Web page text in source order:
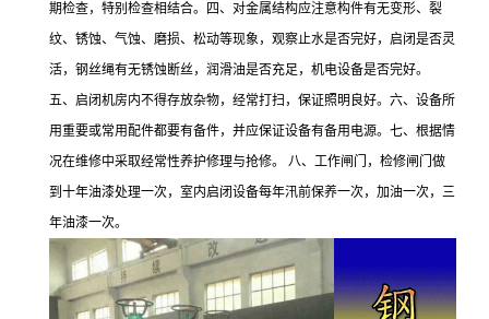
期检查，特别检查相结合。四、对金属结构应注意构件有无变形、裂
纹、锈蚀、气蚀、磨损、松动等现象，观察止水是否完好，启闭是否灵
活，钢丝绳有无锈蚀断丝，润滑油是否充足，机电设备是否完好。
五、启闭机房内不得存放杂物，经常打扫，保证照明良好。六、设备所
用重要或常用配件都要有备件，并应保证设备有备用电源。七、根据情
况在维修中采取经常性养护修理与抢修。 八、工作闸门，检修闸门做
到十年油漆处理一次，室内启闭设备每年汛前保养一次，加油一次，三
年油漆一次。